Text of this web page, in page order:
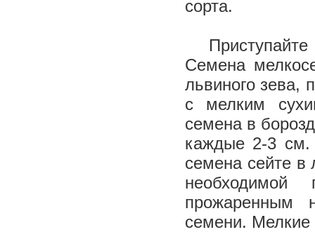
сорта.
Семена
львиного зева,
с мелким
семена в
каждые 2-3 см.
семена сейте в
прожаренным
семени. Мелкие